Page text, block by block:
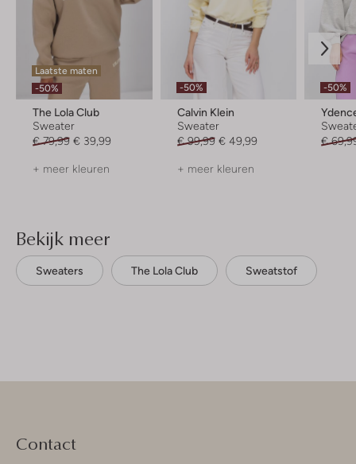
Laatste maten
-50%
The Lola Club
Sweater
€ 79,99 € 39,99
+ meer kleuren
-50%
Calvin Klein
Sweater
€ 99,99 € 49,99
+ meer kleuren
-50%
€
Bekijk meer
Sweaters The Lola Club Sweatstof
Contact